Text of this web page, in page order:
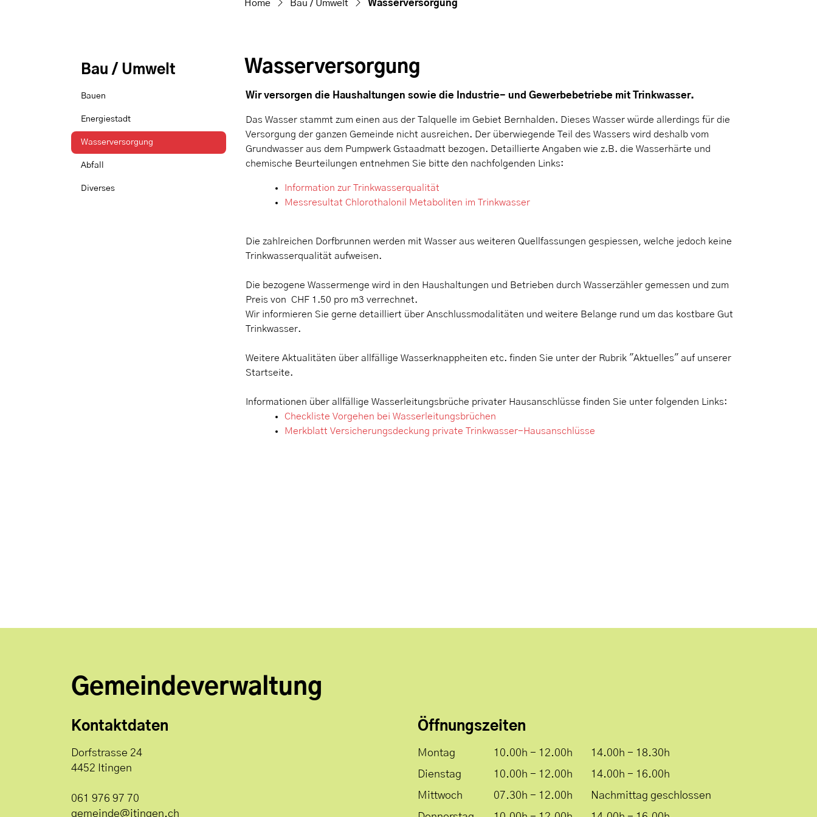
Home Bau / Umwelt Wasserversorgung
Bau / Umwelt
Bauen
Energiestadt
Wasserversorgung
(ausgewählt)
Abfall
Diverses
Wasserversorgung
Wir versorgen die Haushaltungen sowie die Industrie- und Gewerbebetriebe mit Trinkwasser.
Das Wasser stammt zum einen aus der Talquelle im Gebiet Bernhalden. Dieses Wasser würde allerdings für die
Versorgung der ganzen Gemeinde nicht ausreichen. Der überwiegende Teil des Wassers wird deshalb vom
Grundwasser aus dem Pumpwerk Gstaadmatt bezogen. Detaillierte Angaben wie z.B. die Wasserhärte und
chemische Beurteilungen entnehmen Sie bitte den nachfolgenden Links:
Information zur Trinkwasserqualität
Messresultat Chlorothalonil Metaboliten im Trinkwasser
Die zahlreichen Dorfbrunnen werden mit Wasser aus weiteren Quellfassungen gespiessen, welche jedoch keine
Trinkwasserqualität aufweisen.
Die bezogene Wassermenge wird in den Haushaltungen und Betrieben durch Wasserzähler gemessen und zum
Preis von CHF 1.50 pro m3 verrechnet.
Wir informieren Sie gerne detailliert über Anschlussmodalitäten und weitere Belange rund um das kostbare Gut
Trinkwasser.
Weitere Aktualitäten über allfällige Wasserknappheiten etc. finden Sie unter der Rubrik "Aktuelles" auf unserer
Startseite.
Informationen über allfällige Wasserleitungsbrüche privater Hausanschlüsse finden Sie unter folgenden Links:
Checkliste Vorgehen bei Wasserleitungsbrüchen
Merkblatt Versicherungsdeckung private Trinkwasser-Hausanschlüsse
Gemeindeverwaltung
Kontaktdaten
Dorfstrasse 24
4452 Itingen
061 976 97 70
gemeinde@itingen.ch
Öffnungszeiten
Montag 10.00h - 12.00h
14.00h - 18.30h
Dienstag
10.00h - 12.00h
14.00h - 16.00h
Mittwoch
07.30h - 12.00h
Nachmittag geschlossen